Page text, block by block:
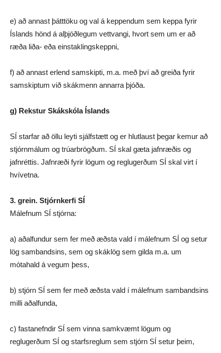
e) að annast þátttöku og val á keppendum sem keppa fyrir
Íslands hönd á alþjóðlegum vettvangi, hvort sem um er að
ræða liða- eða einstaklingskeppni,
f) að annast erlend samskipti, m.a. með því að greiða fyrir
samskiptum við skákmenn annarra þjóða.
g) Rekstur Skákskóla Íslands
SÍ starfar að öllu leyti sjálfstætt og er hlutlaust þegar kemur að
stjórnmálum og trúarbrögðum. SÍ skal gæta jafnræðis og
jafnréttis. Jafnræði fyrir lögum og reglugerðum SÍ skal virt í
hvívetna.
3. grein. Stjórnkerfi SÍ
Málefnum SÍ stjórna:
a) aðalfundur sem fer með æðsta vald í málefnum SÍ og setur
lög sambandsins, sem og skáklög sem gilda m.a. um
mótahald á vegum þess,
b) stjórn SÍ sem fer með æðsta vald í málefnum sambandsins
milli aðalfunda,
c) fastanefndir SÍ sem vinna samkvæmt lögum og
reglugerðum SÍ og starfsreglum sem stjórn SÍ setur þeim,